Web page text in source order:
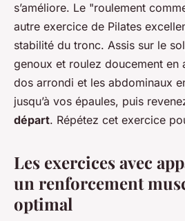
s’améliore. Le "roulement
autre exercice de Pilates
stabilité du tronc. Assis sur le
genoux et roulez doucement en
dos arrondi et les abdominaux
jusqu’à vos épaules, puis
départ. Répétez cet exercice
Les exercices avec
un renforcement
optimal